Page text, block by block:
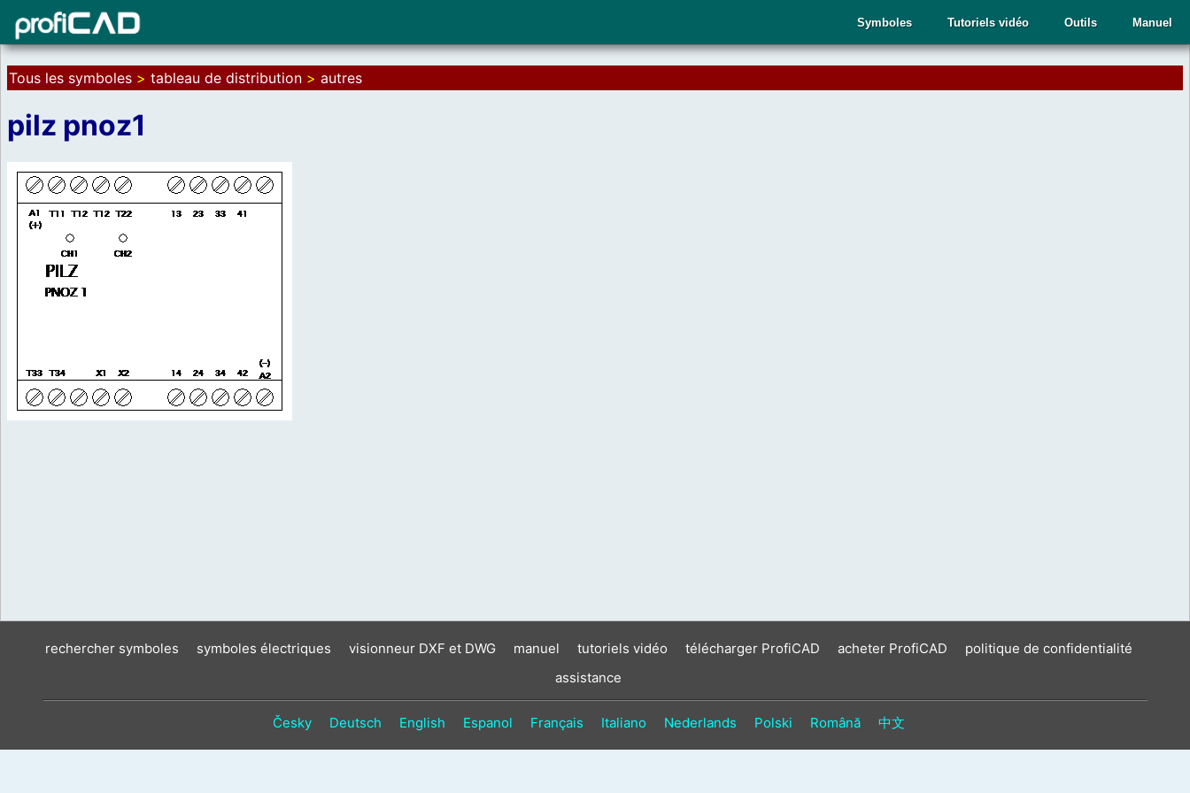
Manuel
Outils
Tutoriels vidéo
Symboles
Tous les symboles > tableau de distribution > autres
pilz pnoz1
rechercher symboles symboles électriques visionneur DXF et DWG manuel tutoriels vidéo télécharger ProfiCAD acheter ProfiCAD
politique de confidentialité
assistance
Česky Deutsch English Espanol Français Italiano Nederlands Polski Română 中文